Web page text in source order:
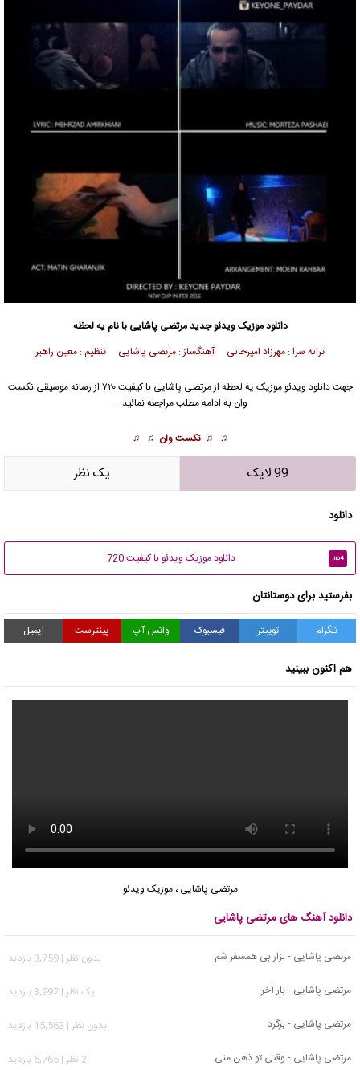
دانلودموزیک ویدئو جدیدمرتضی پاشایی با نام یه لحظه
ترانه سرا : مهرزاد امیرخانی آهنگساز : مرتضی پاشایی تنظیم : معین راهبر
جهت دانلود ویدئو موزیک یه لحظه ازمرتضی پاشایی
با کیفیت ۷۲۰ از رسانه موسیقی نکست
وان به ادامه مطلب مراجعه نمائید …
♫ ♫ نکست وان ♫ ♫
99 لایک يک نظر
دانلود
mp4 دانلود موزیک ویدئو با کیفیت 720
بفرستید برای دوستانتان
تلگرام توییتر فیسبوک واتس آپ پینترست ایمیل
هم اکنون ببینید
مرتضی پاشایی ،موزیک ویدئو
دانلود آهنگ های مرتضی پاشایی
مرتضی پاشایی - نزار بی همسفر شم
بدون نظر | 3,759 بازدید
مرتضی پاشایی - بار آخر
يک نظر | 3,997 بازدید
مرتضی پاشایی - برگرد
بدون نظر | 15,563 بازدید
مرتضی پاشایی - وقتی تو ذهن منی
2 نظر | 5,765 بازدید